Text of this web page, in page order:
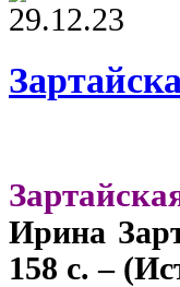
29.12.23
Ирина
158 с. –